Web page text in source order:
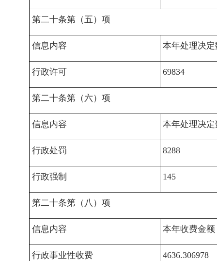
第二十条第（五）项
信息内容 本年处理决定
行政许可 69834
第二十条第（六）项
信息内容 本年处理决定
行政处罚 8288
行政强制 145
第二十条第（八）项
信息内容 本年收费金
行政事业性收费 4636.306978